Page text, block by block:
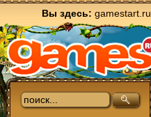
Вы здесь: gamestart.ru